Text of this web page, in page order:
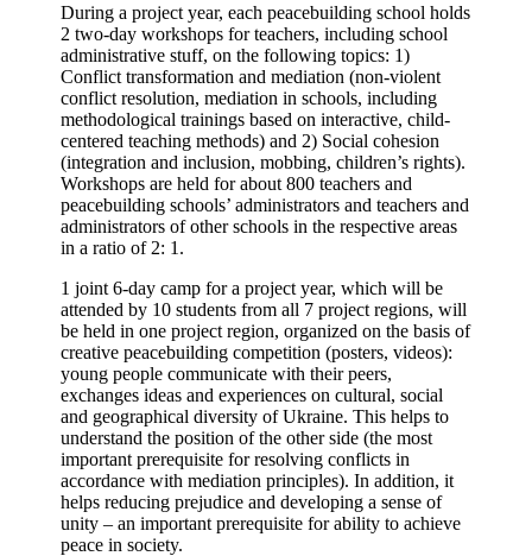
During a project year, each peacebuilding school holds
2 two-day workshops for teachers, including school
administrative stuff, on the following topics: 1)
Conflict transformation and mediation (non-violent
conflict resolution, mediation in schools, including
methodological trainings based on interactive, child-
centered teaching methods) and 2) Social cohesion
(integration and inclusion, mobbing, children’s rights).
Workshops are held for about 800 teachers and
peacebuilding schools’ administrators and teachers and
administrators of other schools in the respective areas
in a ratio of 2: 1.
1 joint 6-day camp for a project year, which will be
attended by 10 students from all 7 project regions, will
be held in one project region, organized on the basis of
creative peacebuilding competition (posters, videos):
young people communicate with their peers,
exchanges ideas and experiences on cultural, social
and geographical diversity of Ukraine. This helps to
understand the position of the other side (the most
important prerequisite for resolving conflicts in
accordance with mediation principles). In addition, it
helps reducing prejudice and developing a sense of
unity – an important prerequisite for ability to achieve
peace in society.